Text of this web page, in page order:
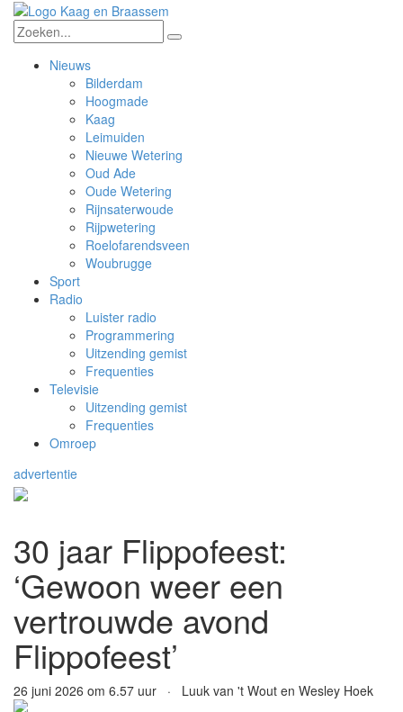
Nieuws
Bilderdam
Hoogmade
Kaag
Leimuiden
Nieuwe Wetering
Oud Ade
Oude Wetering
Rijnsaterwoude
Rijpwetering
Roelofarendsveen
Woubrugge
Sport
Radio
Luister radio
Programmering
Uitzending gemist
Frequenties
Televisie
Uitzending gemist
Frequenties
Omroep
advertentie
30 jaar Flippofeest:
‘Gewoon weer een
vertrouwde avond
Flippofeest’
26 juni 2026 om 6.57 uur · Luuk van 't Wout en Wesley Hoek